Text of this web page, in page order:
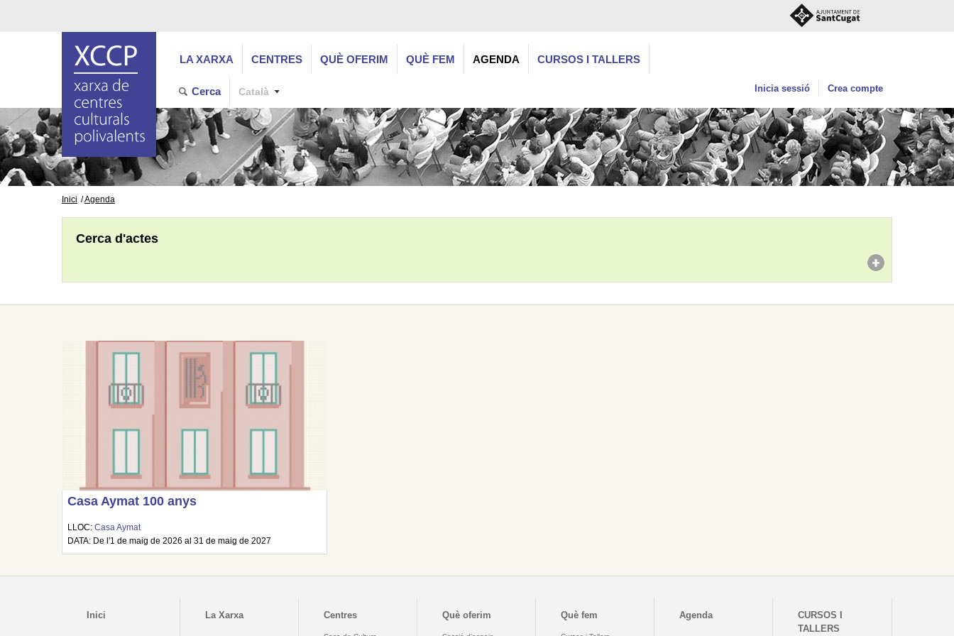
LA XARXA CENTRES QUÈ OFERIM QUÈ FEM AGENDA CURSOS I TALLERS
Cerca Català Inicia sessió Crea compte
Inici Agenda
Cerca d'actes
Casa Aymat 100 anys
LLOC:Casa Aymat
DATA: De l'1 de maig de 2026 al 31 de maig de 2027
Inici La Xarxa Centres Què oferim Què fem Agenda
CURSOS I
TALLERS